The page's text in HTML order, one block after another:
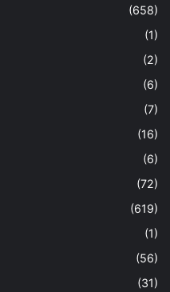
(658)
(1)
(2)
(6)
(7)
(16)
(6)
(72)
(619)
(1)
(56)
(31)